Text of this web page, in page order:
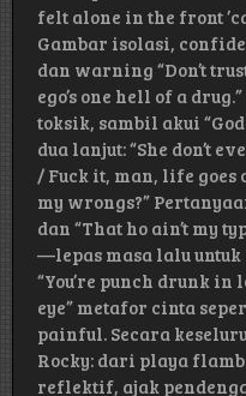
felt alone in the front
Gambar isolasi,
dan warning “Don’t
ego’s one hell of a
toksik, sambil akui
dua lanjut: “She don’t
/ Fuck it, man, life goes
my wrongs?”
dan “That ho ain’t my
—lepas masa lalu untuk
“You’re punch drunk
eye” metafor cinta
painful. Secara
Rocky: dari playa
reflektif, ajak